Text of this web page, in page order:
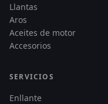
Llantas
Aros
Aceites de motor
Accesorios
SERVICIOS
Enllante